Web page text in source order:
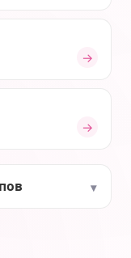
→
→